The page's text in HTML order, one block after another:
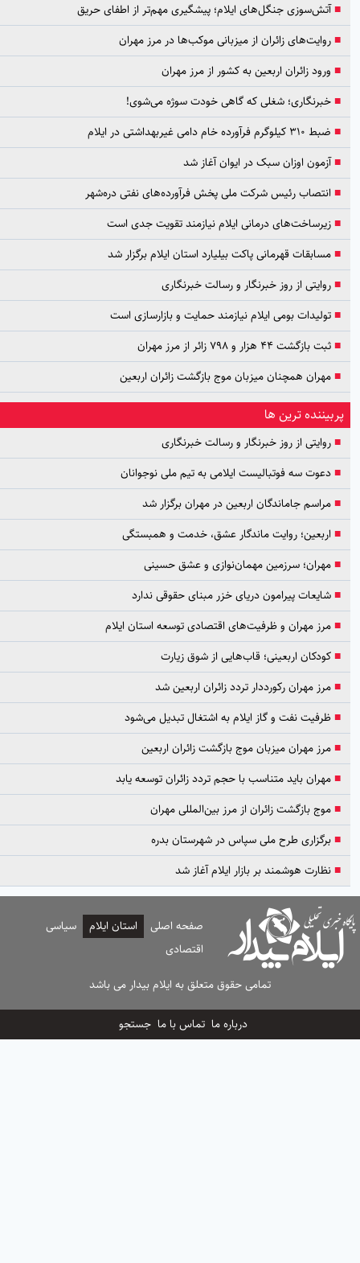
جنگل‌های ایلام؛ پیشگیری مهم‌تر از اطفای حریق
زائران از میزبانی موکب‌ها در مرز مهران
زائران اربعین به کشور از مرز مهران
شغلی که گاهی خودت سوژه می‌شوی!
اوزان سبک در ایوان آغاز شد
رئیس شرکت ملی پخش فرآورده‌های نفتی دره‌شهر
درمانی ایلام نیازمند تقویت جدی است
قهرمانی پاکت بیلیارد استان ایلام برگزار شد
از روز خبرنگار و رسالت خبرنگاری
بومی ایلام نیازمند حمایت و بازارسازی است
هزار و ۷۹۸ زائر از مرز مهران
همچنان میزبان موج بازگشت زائران اربعین
ترین ها
از روز خبرنگار و رسالت خبرنگاری
سه فوتبالیست ایلامی به تیم ملی نوجوانان
جاماندگان اربعین در مهران برگزار شد
روایت ماندگار عشق، خدمت و همبستگی
سرزمین مهمان‌نوازی و عشق حسینی
پیرامون دریای خزر مبنای حقوقی ندارد
مهران و ظرفیت‌های اقتصادی توسعه استان ایلام
اربعینی؛ قاب‌هایی از شوق زیارت
رکورددار تردد زائران اربعین شد
نفت و گاز ایلام به اشتغال تبدیل می‌شود
میزبان موج بازگشت زائران اربعین
باید متناسب با حجم تردد زائران توسعه یابد
زائران از مرز بین‌المللی مهران
طرح ملی سپاس در شهرستان بدره
هوشمند بر بازار ایلام آغاز شد
صفحه اصلی استان ایلام
سیاسی
اقتصادی
تمامی حقوق متعلق به ایلام بیدار می باشد
تماس با ما جستجو